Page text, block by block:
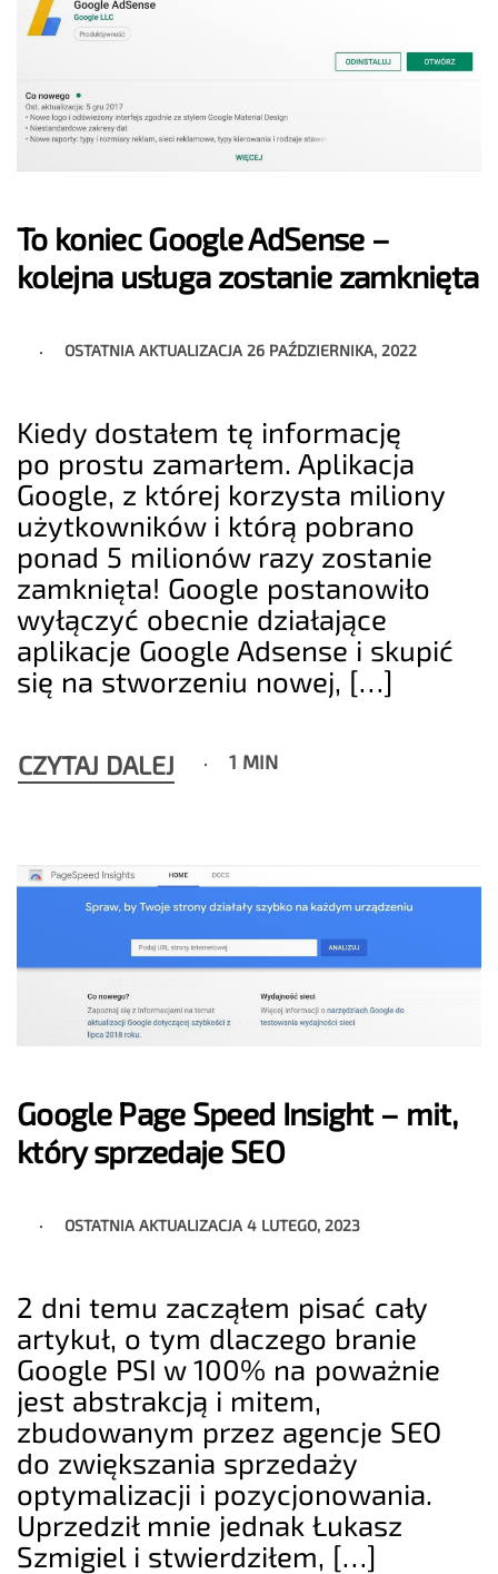
To koniec Google AdSense –
kolejna usługa zostanie zamknięta
OSTATNIA AKTUALIZACJA 26 PAŹDZIERNIKA, 2022
Kiedy dostałem tę informację
po prostu zamarłem. Aplikacja
Google, z której korzysta miliony
użytkowników i którą pobrano
ponad 5 milionów razy zostanie
zamknięta! Google postanowiło
wyłączyć obecnie działające
aplikacje Google Adsense i skupić
się na stworzeniu nowej, […]
CZYTAJ DALEJ 1 MIN
Google Page Speed Insight – mit,
który sprzedaje SEO
OSTATNIA AKTUALIZACJA4 LUTEGO, 2023
2 dni temu zacząłem pisać cały
artykuł, o tym dlaczego branie
Google PSI w 100% na poważnie
jest abstrakcją i mitem,
zbudowanym przez agencje SEO
do zwiększania sprzedaży
optymalizacji i pozycjonowania.
Uprzedził mnie jednak Łukasz
Szmigiel i stwierdziłem, […]